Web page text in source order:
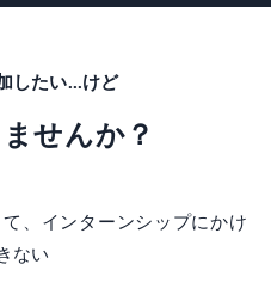
したい...けど
せんか？
、インターンシップにかけ
ない